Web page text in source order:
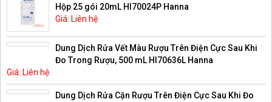
Hộp 25 gói 20mL HI70024P Hanna
Giá: Liên hệ
Dung Dịch Rửa Vết Màu Rượu Trên Điện Cực Sau Khi
Đo Trong Rượu, 500 mL HI70636L Hanna
Giá: Liên hệ
Dung Dịch Rửa Cặn Rượu Trên Điện Cực Sau Khi Đo